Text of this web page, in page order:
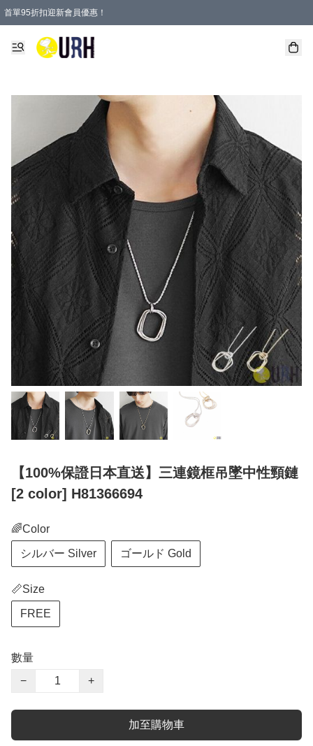
首單95折扣迎新會員優惠！
特選會員可享全單低至 95 折優惠！
單一訂單滿HKD600(澳門HKD800)包郵寄順豐送到家。
【100%保證日本直送】三連鏡框吊墜中性頸鏈
[2 color] H81366694
🌈Color
シルバー Silver ゴールド Gold
📏Size
FREE
數量
−
+
加至購物車